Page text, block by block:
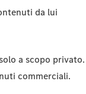
da lui
a scopo privato.
commerciali.